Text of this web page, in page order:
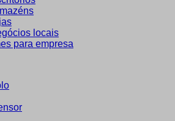
locais
para empresa